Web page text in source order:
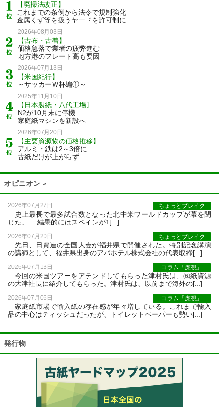
【廃掃法改正】
これまでの条例から法令で規制強化
金属くず等を扱うヤードを許可制に
2026年08月03日
【古布・古着】
価格急落で業者の疲弊進む
地方港のフレート高も要因
2026年07月13日
【米国紀行】
～サッカーＷ杯編①～
2025年11月10日
【日本製紙・八代工場】
N2が10月末に停機
家庭紙マシンを新設へ
2026年07月20日
【主要資源物の価格推移】
アルミ・鉄は2～3倍に
古紙だけが上がらず
オピニオン »
2026年07月27日 ちょっとブレイク
史上最長で最多試合数となった北中米ワールドカップが幕を閉
じた。 結果的にはスペインが1[...]
2026年07月20日 ちょっとブレイク
先日、日資連の全国大会が福井県で開催された。特別記念講演
の講師として、福井県出身のアパホテル株式会社の代表取締[...]
2026年07月13日 コラム「虎視」
今回の米国ツアーをアテンドしてもらった津村氏は、㈱紙資源
の大津社長に紹介してもらった。津村氏は、以前まで海外の[...]
2026年07月06日 コラム「虎視」
家庭紙市場で輸入紙の存在感が年々増している。これまで輸入
品の中心はティッシュだったが、トイレットペーパーも勢い[...]
発行物